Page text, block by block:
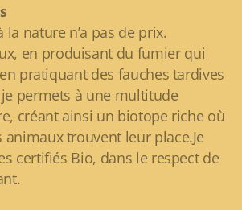
la nature n’a pas de prix.
en produisant du fumier qui
pratiquant des fauches tardives
permets à une multitude
créant ainsi un biotope riche où
animaux trouvent leur place.Je
certifiés Bio, dans le respect de